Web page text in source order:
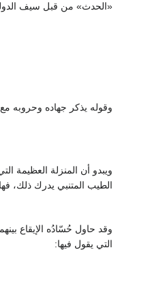
«الحدث» من قبل سيف
وقوله يذكر جهاده وحروبه
ويبدو أن المنزلة العظيمة
الطيب المتنبي يدرك ذلك،
وقد حاول حُسّادُه الإيقاع
التي يقول فيها: